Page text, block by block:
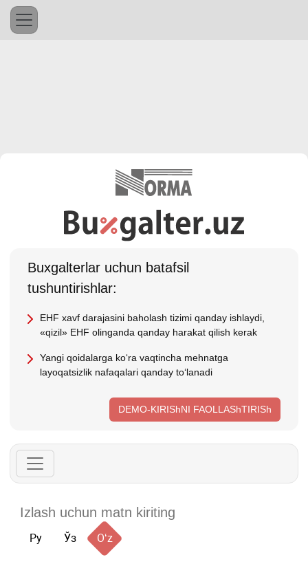
Buхgalterlar uchun batafsil
tushuntirishlar:
EHF хavf darajasini baholash tizimi qanday ishlaydi,
«qizil» EHF olinganda qanday harakat qilish kerak
Yangi qoidalarga koʻra vaqtincha mehnatga
layoqatsizlik nafaqalari qanday toʻlanadi
DEMO-KIRIShNI FAOLLAShTIRISh
Ру Ўз Oʻz